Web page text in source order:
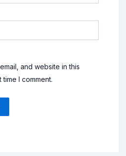
and website in this
I comment.